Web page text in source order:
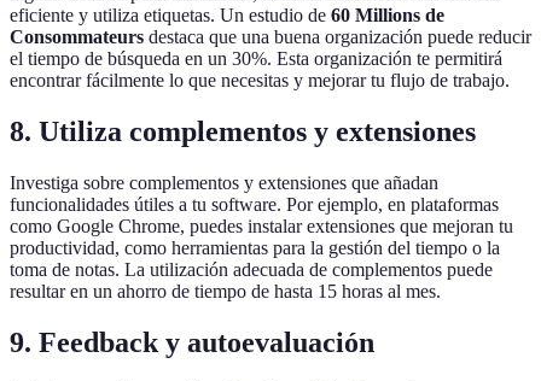
eficiente y utiliza etiquetas. Un estudio de 60 Millions de
Consommateurs destaca que una buena organización puede reducir
el tiempo de búsqueda en un 30%. Esta organización te permitirá
encontrar fácilmente lo que necesitas y mejorar tu flujo de trabajo.
8. Utiliza complementos y extensiones
Investiga sobre complementos y extensiones que añadan
funcionalidades útiles a tu software. Por ejemplo, en plataformas
como Google Chrome, puedes instalar extensiones que mejoran tu
productividad, como herramientas para la gestión del tiempo o la
toma de notas. La utilización adecuada de complementos puede
resultar en un ahorro de tiempo de hasta 15 horas al mes.
9. Feedback y autoevaluación